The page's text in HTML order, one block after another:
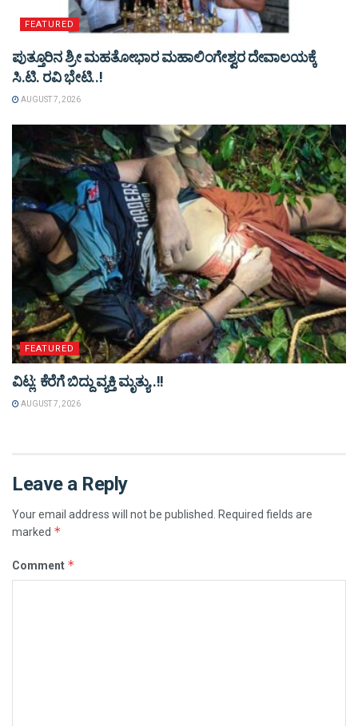
FEATURED
ಪುತ್ತೂರಿನ ಶ್ರೀ ಮಹತೋಭಾರ ಮಹಾಲಿಂಗೇಶ್ವರ ದೇವಾಲಯಕ್ಕೆ
ಸಿ.ಟಿ. ರವಿ ಭೇಟಿ..!
AUGUST 7, 2026
FEATURED
ವಿಟ್ಲ: ಕೆರೆಗೆ ಬಿದ್ದು ವ್ಯಕ್ತಿ ಮೃತ್ಯು..!!
AUGUST 7, 2026
Leave a Reply
Your email address will not be published.
Required fields are
marked *
Comment *